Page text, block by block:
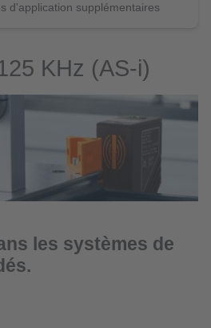
d'application supplémentaires
KHz (AS-i)
les systèmes de